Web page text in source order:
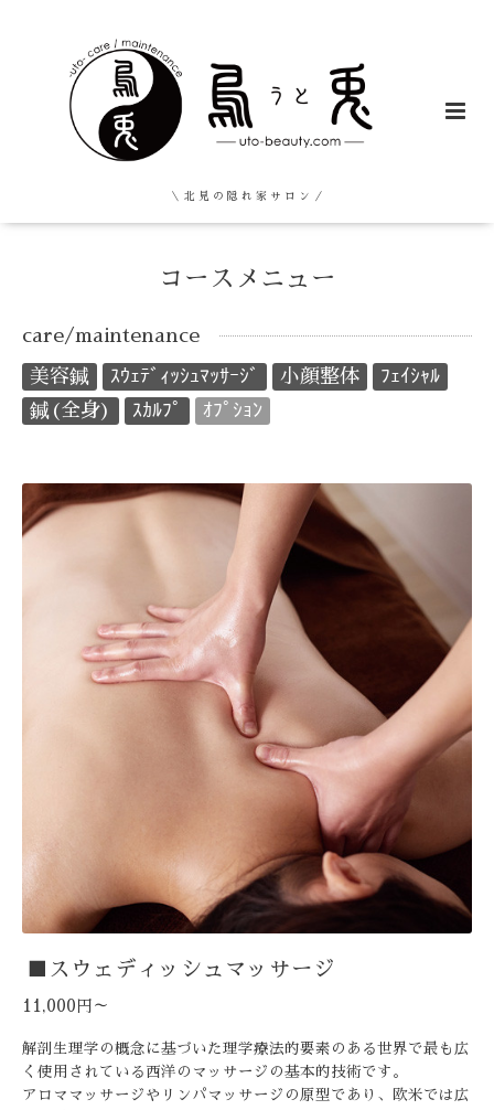
＼ 北 見 の 隠 れ 家 サ ロ ン ／
コースメニュー
care/maintenance
美容鍼 ｽｳｪﾃﾞｨｯｼｭﾏｯｻｰｼﾞ 小顔整体
ﾌｪｲｼｬﾙ
鍼(全身)
ｽｶﾙﾌﾟ ｵﾌﾟｼｮﾝ
■スウェディッシュマッサージ
11,000円～
解剖生理学の概念に基づいた理学療法的要素のある世界で最も広
く 使用されている西洋のマッサージの基本的技術です。
アロママッサージやリンパマッサージの原型であり、
欧米では広